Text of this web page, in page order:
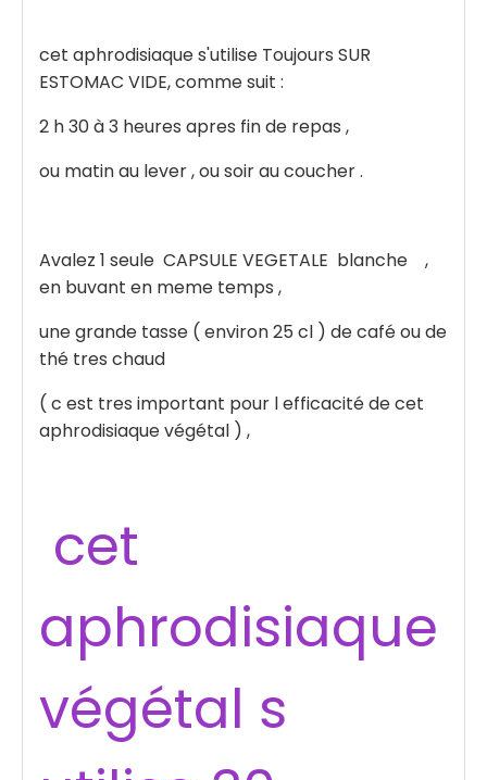
cet aphrodisiaque s'utilise Toujours SUR
ESTOMAC VIDE, comme suit :
2 h 30 à 3 heures apres fin de repas ,
ou matin au lever , ou soir au coucher .
Avalez 1 seule CAPSULE VEGETALE blanche ,
en buvant en meme temps ,
une grande tasse ( environ 25 cl ) de café ou de
thé tres chaud
( c est tres important pour l efficacité de cet
aphrodisiaque végétal ) ,
cet
aphrodisiaque
végétal s